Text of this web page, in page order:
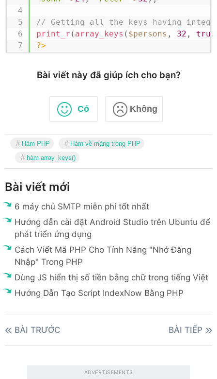
// Getting all the keys having
print_r ( array_keys ( $persons , 32 , true
?>
Bài viết này đã giúp ích cho bạn?
Có Không
Hàm PHP
Hàm về mảng trong PHP
hàm array_keys()
Bài viết mới
6 máy chủ SMTP miễn phí tốt nhất
Hướng dẫn cài đặt Android Studio trên Ubuntu để
phát triển ứng dụng
Cách Viết Mã PHP Cho Tính Năng "Nhớ Đăng
Nhập" Trong PHP
Dùng JS hiển thị số tiền bằng chữ trong tiếng Việt
Hướng Dẫn Tạo Script IndexNow Bằng PHP
BÀI TRƯỚC BÀI TIẾP
ADVERTISEMENTS